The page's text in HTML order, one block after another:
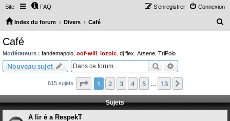
Site FAQ Connexion
S’enregistrer
Index du forum Divers Café
c
h
Café
Modérateurs : fandemapolo oof-will lozoic dj flex Arsene TriPolo
Nouveau sujet Rechercher
615 sujets Page 1sur13
1 2 3 4 5 13
Sujets
A lir é a RespekT